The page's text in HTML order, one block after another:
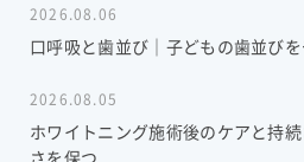
2026.08.06
口呼吸と歯並び｜子どもの歯並び
2026.08.05
ホワイトニング施術後のケアと持
さを保つ